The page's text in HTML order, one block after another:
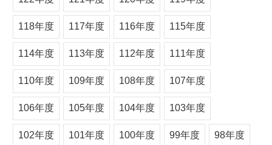
118年度 117年度 116年度 115年度
114年度 113年度 112年度 111年度
110年度 109年度 108年度 107年度
106年度 105年度 104年度 103年度
102年度 101年度 100年度 99年度 98年度